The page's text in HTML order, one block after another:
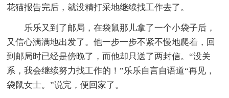
花猫报告完后，就没精打采地继续找工作去了。
乐乐又到了邮局，在袋鼠那儿拿了一个小袋子后，
又信心满满地出发了。他一步一步不紧不慢地爬着，回
到邮局时已经是傍晚了，而他却只送了两封信。“没关
系，我会继续努力找工作的！”乐乐自言自语道“再见，
袋鼠女士。”说完，便回家了。